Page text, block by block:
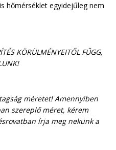
hőmérséklet egyidejűleg nem
KÖRÜLMÉNYEITŐL FŰGG,
méretet! Amennyiben
szereplő méret, kérem
írja meg nekünk a